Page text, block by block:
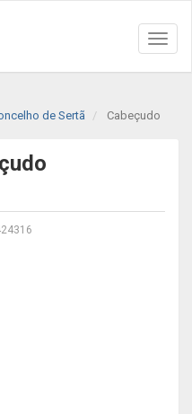
Toggle
de Sertã Cabeçudo